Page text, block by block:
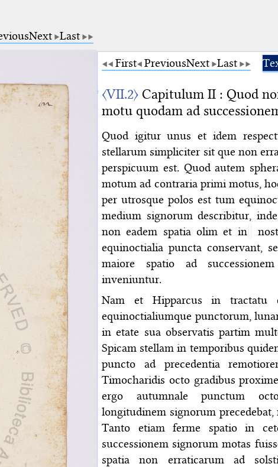
Next Last
First PreviousNext Last
〈VII.2〉 Capitulum II : Quod
motu quodam ad
Quod igitur unus et idem
stellarum simpliciter sit que non
perspicuum est. Quod autem
motum ad contraria primi motus,
per utrosque polos est tum
medium signorum describitur,
non eadem spatia olim et in
equinoctialia puncta conservant,
maiore spatio ad
inveniuntur.
Nam et Hipparcus in tractatu
equinoctialiumque punctorum,
in etate sua observatis partim
Spicam stellam in temporibus
puncto ad precedentia
Timocharidis octo gradibus
ergo autumnale punctum
longitudinem signorum
Tanto etiam ferme spatio in
successionem signorum motas
spatia non erraticarum ad